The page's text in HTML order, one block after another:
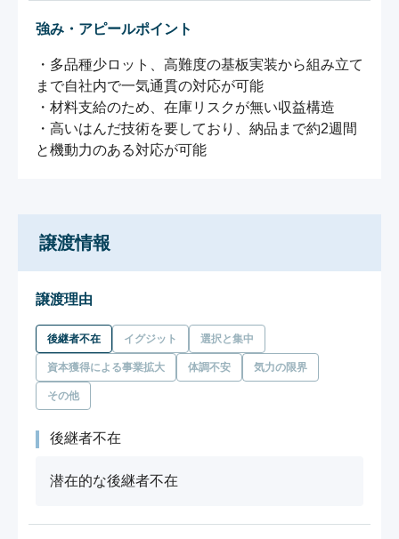
強み・アピールポイント
・多品種少ロット、高難度の基板実装から組み立て
まで自社内で一気通貫の対応が可能
・材料支給のため、在庫リスクが無い収益構造
・高いはんだ技術を要しており、納品まで約2週間
と機動力のある対応が可能
譲渡情報
譲渡理由
後継者不在 イグジット 選択と集中
資本獲得による事業拡大 体調不安 気力の限界
その他
後継者不在
潜在的な後継者不在